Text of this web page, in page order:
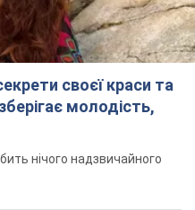
своєї краси та
молодість,
нічого надзвичайного